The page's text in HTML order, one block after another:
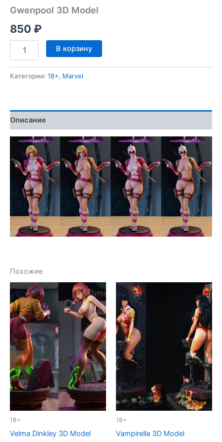
Gwenpool 3D Model
850 ₽
Количество
товара
3D
В корзину
Категории: 18+, Marvel
Описание
Похожие
18+
Velma Dinkley 3D Model
18+
Vampirella 3D Model